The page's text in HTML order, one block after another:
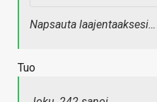
Napsauta laajentaaksesi…
Tuo